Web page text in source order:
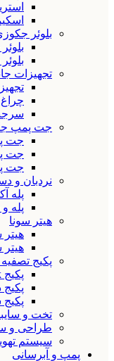
بلوئر
تجهیزات
جت پمپ
جت
جت
جت
نردبان و
پله
پله
هیتر سونا
پکیج
پکیج t pack تصفیه آب
تخت و
طراحی و
سیستم
پمپ و آبرسانی